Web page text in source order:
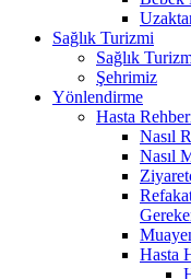
Sağlık Turizmi
Sağlık
Şehrimiz
Yönlendirme
Hasta
Nasıl
Nasıl
Hasta